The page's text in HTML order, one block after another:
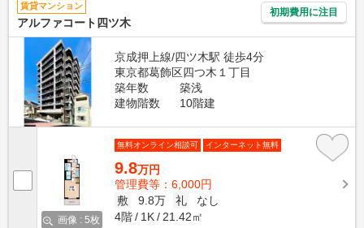
賃貸マンション
アルファコート四ツ木
初期費用に注目
京成押上線/四ツ木駅 徒歩4分
東京都葛飾区四つ木１丁目
築年数
築浅
建物階数
10階建
画像 : 5枚
無料オンライン相談可 インターネット無料
9.8万円
管理費等：6,000円
敷
9.8万 礼
なし
4階
1K 21.42㎡